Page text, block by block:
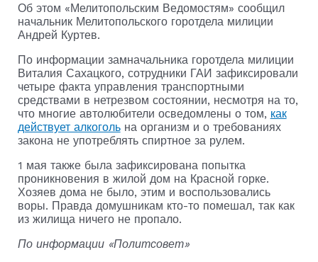
Об этом «Мелитопольским Ведомостям» сообщил
начальник Мелитопольского горотдела милиции
Андрей Куртев.
По информации замначальника горотдела милиции
Виталия Сахацкого, сотрудники ГАИ зафиксировали
четыре факта управления транспортными
средствами в нетрезвом состоянии, несмотря на то,
что многие автолюбители осведомлены о том, как
действует алкогольна организм и о требованиях
закона не употреблять спиртное за рулем.
1 мая также была зафиксирована попытка
проникновения в жилой дом на Красной горке.
Хозяев дома не было, этим и воспользовались
воры. Правда домушникам кто-то помешал, так как
из жилища ничего не пропало.
По информации «Политсовет»